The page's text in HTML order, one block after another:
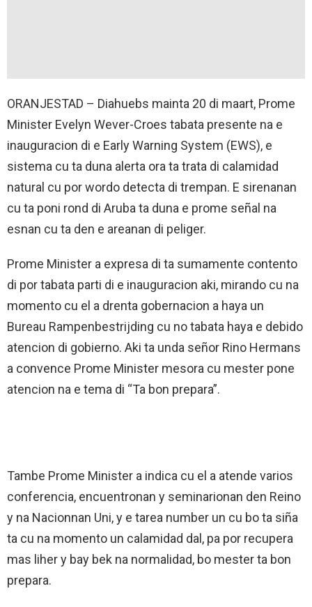
ORANJESTAD – Diahuebs mainta 20 di maart, Prome
Minister Evelyn Wever-Croes tabata presente na e
inauguracion di e Early Warning System (EWS), e
sistema cu ta duna alerta ora ta trata di calamidad
natural cu por wordo detecta di trempan. E sirenanan
cu ta poni rond di Aruba ta duna e prome señal na
esnan cu ta den e areanan di peliger.
Prome Minister a expresa di ta sumamente contento
di por tabata parti di e inauguracion aki, mirando cu na
momento cu el a drenta gobernacion a haya un
Bureau Rampenbestrijding cu no tabata haya e debido
atencion di gobierno. Aki ta unda señor Rino Hermans
a convence Prome Minister mesora cu mester pone
atencion na e tema di “Ta bon prepara”.
Tambe Prome Minister a indica cu el a atende varios
conferencia, encuentronan y seminarionan den Reino
y na Nacionnan Uni, y e tarea number un cu bo ta siña
ta cu na momento un calamidad dal, pa por recupera
mas liher y bay bek na normalidad, bo mester ta bon
prepara.